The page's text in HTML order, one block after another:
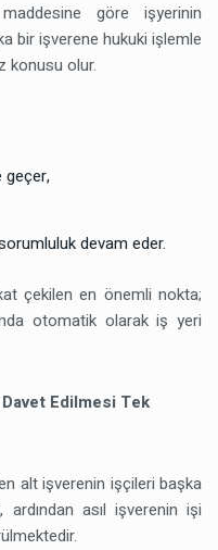
göre işyerinin
bir işverene hukuki işlemle
konusu olur.
geçer,
devam eder.
çekilen en önemli nokta;
otomatik olarak iş yeri
Edilmesi Tek
alt işverenin işçileri başka
asıl işverenin işi